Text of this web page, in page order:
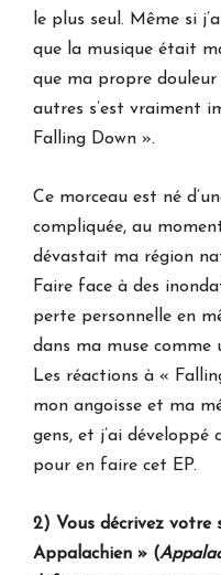
le plus seul. Même si
que la musique était
que ma propre
autres s’est vraiment
Falling Down ».
Ce morceau est né
compliquée, au
dévastait ma région
Faire face à des
perte personnelle en
dans ma muse comme
Les réactions à «
mon angoisse et ma
gens, et j’ai
pour en faire cet EP.
2) Vous décrivez votre
Appalachien » (